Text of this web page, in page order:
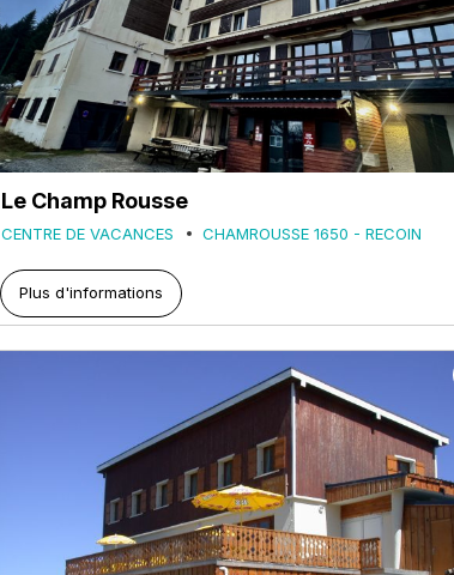
Le Champ Rousse
CENTRE DE VACANCES CHAMROUSSE 1650 - RECOIN
Plus d'informations